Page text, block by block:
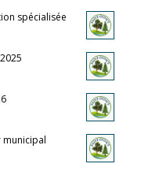
spécialisée
municipal